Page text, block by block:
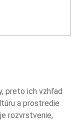
preto ich vzhľad
a prostredie
rozvrstvenie,